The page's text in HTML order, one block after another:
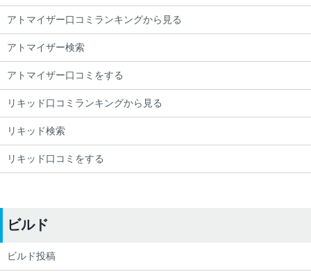
アトマイザー口コミランキングから見る
アトマイザー検索
アトマイザー口コミをする
リキッド口コミランキングから見る
リキッド検索
リキッド口コミをする
ビルド
ビルド投稿